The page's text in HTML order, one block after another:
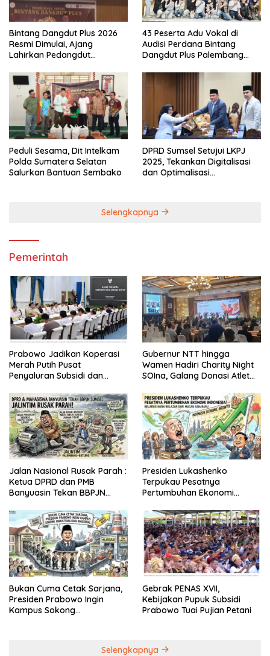
Bintang Dangdut Plus 2026
Resmi Dimulai, Ajang
Lahirkan Pedangdut
Lestarikan Budaya
43 Peserta Adu Vokal di
Audisi Perdana Bintang
Dangdut Plus Palembang
Peduli Sesama, Dit Intelkam
Polda Sumatera Selatan
Salurkan Bantuan Sembako
DPRD Sumsel Setujui LKPJ
2025, Tekankan Digitalisasi
dan Optimalisasi
Selengkapnya
Pemerintah
Prabowo Jadikan Koperasi
Merah Putih Pusat
Penyaluran Subsidi dan
Gubernur NTT hingga
Wamen Hadiri Charity Night
SOIna, Galang Donasi Atlet
Jalan Nasional Rusak Parah :
Ketua DPRD dan PMB
Banyuasin Tekan BBPJN
Presiden Lukashenko
Terpukau Pesatnya
Pertumbuhan Ekonomi
Bukan Cuma Cetak Sarjana,
Presiden Prabowo Ingin
Kampus Sokong
Gebrak PENAS XVII,
Kebijakan Pupuk Subsidi
Prabowo Tuai Pujian Petani
Selengkapnya